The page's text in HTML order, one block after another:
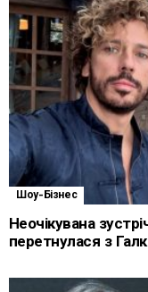
Шоу-Бізнес
Неочікувана
перетнулася з